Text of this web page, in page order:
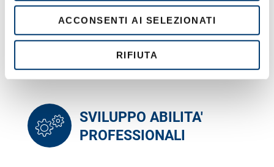
ACCONSENTI AI SELEZIONATI
RIFIUTA
trattamento e le misure di sicurezza
Cyber sicurezza: creare il firewall umano
a difesa dei dati aziendali e personali
SVILUPPO ABILITA'
PROFESSIONALI